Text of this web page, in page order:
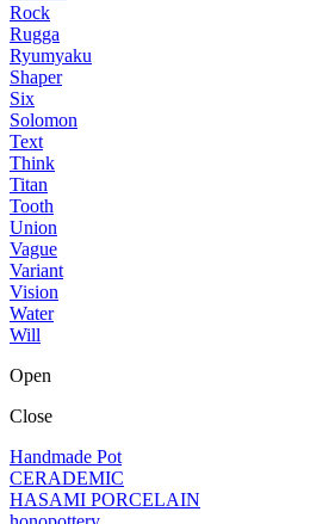
Rock
Rugga
Ryumyaku
Shaper
Six
Solomon
Text
Think
Titan
Tooth
Union
Vague
Variant
Vision
Water
Will
Open
Close
Handmade Pot
CERADEMIC
HASAMI PORCELAIN